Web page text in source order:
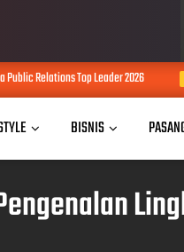
Top Leader 2026 AUG 06, 2026
BISNIS